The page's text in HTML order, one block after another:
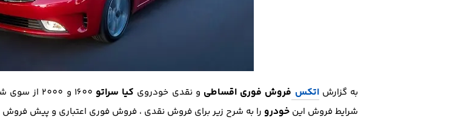
به گزارشاتکس فروش فوری اقساطی و نقدی خودروی کیا سراتو
شرایط فروش این خودرو را به شرح زیر برای فروش نقدی ، فروش فوری اعتباری و پیش فروش